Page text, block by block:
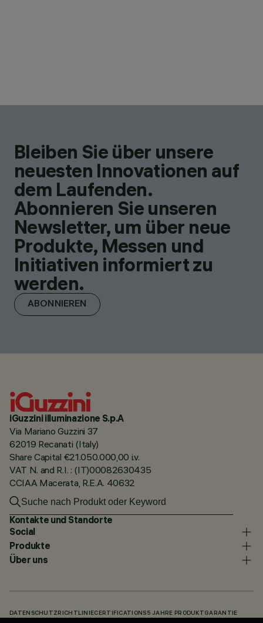
Bleiben Sie über unsere
neuesten Innovationen auf
dem Laufenden.
Abonnieren Sie unseren
Newsletter, um über neue
Produkte, Messen und
Initiativen informiert zu
werden.
ABONNIEREN
iGuzzini illuminazione S.p.A
Via Mariano Guzzini 37
62019 Recanati (Italy)
Share Capital €21.050.000,00 i.v.
VAT N. and R.I. : (IT)00082630435
CCIAA Macerata, R.E.A. 40632
Kontakte und Standorte
Social
Produkte
Über uns
DATENSCHUTZRICHTLINIECERTIFICATIONS 5 JAHRE PRODUKTGARANTIE